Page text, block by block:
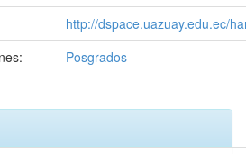
http://dspace.uazuay.edu.ec/
Posgrados